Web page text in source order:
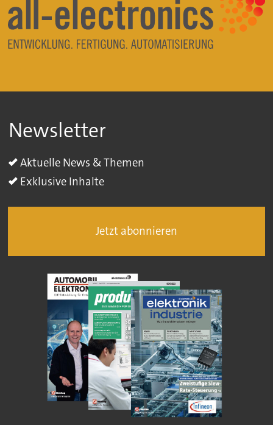
Newsletter
Aktuelle News & Themen
Exklusive Inhalte
Jetzt abonnieren